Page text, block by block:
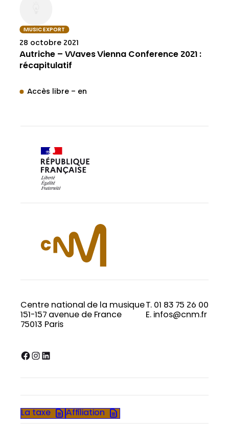
MUSIC EXPORT
28 octobre 2021
Autriche – Waves Vienna Conference 2021 :
récapitulatif
Accès libre – en
Centre national de la musique
151-157 avenue de France
75013 Paris
T. 01 83 75 26 00
E. infos@cnm.fr
Facebook InstagramLinkedIn
La taxe Affiliation